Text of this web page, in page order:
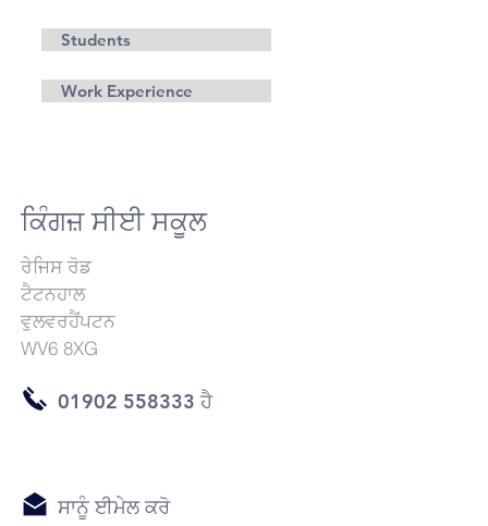
Students
Work Experience
ਕਿੰਗਜ਼ ਸੀਈ ਸਕੂਲ
ਰੇਜਿਸ ਰੋਡ
ਟੈਟਨਹਾਲ
ਵੁਲਵਰਹੈਂਪਟਨ
WV6 8XG
01902 558333 ਹੈ
ਸਾਨੂੰ ਈਮੇਲ ਕਰੋ